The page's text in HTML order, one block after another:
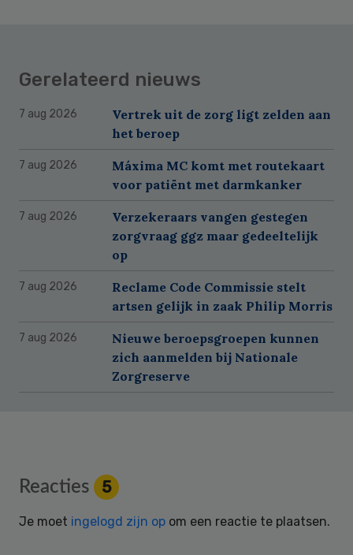
Gerelateerd nieuws
7 aug 2026
Vertrek uit de zorg ligt zelden aan
het beroep
7 aug 2026
Máxima MC komt met routekaart
voor patiënt met darmkanker
7 aug 2026
Verzekeraars vangen gestegen
zorgvraag ggz maar gedeeltelijk
op
7 aug 2026
Reclame Code Commissie stelt
artsen gelijk in zaak Philip Morris
7 aug 2026
Nieuwe beroepsgroepen kunnen
zich aanmelden bij Nationale
Zorgreserve
Reader
Interactions
Reacties 5
Je moet ingelogd zijn op om een reactie te plaatsen.